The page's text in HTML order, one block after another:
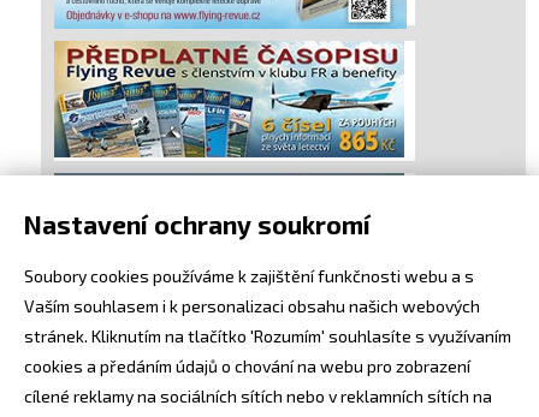
Nastavení ochrany soukromí
Soubory cookies používáme k zajištění funkčnosti webu a s
Vaším souhlasem i k personalizaci obsahu našich webových
stránek. Kliknutím na tlačítko 'Rozumím' souhlasíte s využívaním
cookies a předáním údajů o chování na webu pro zobrazení
cílené reklamy na sociálních sítích nebo v reklamních sítích na